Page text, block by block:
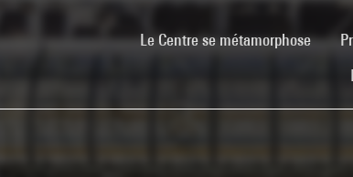
Le Centre se métamorphose